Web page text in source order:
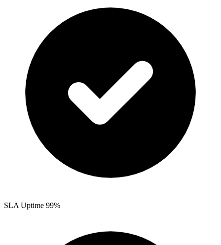
SLA Uptime 99%